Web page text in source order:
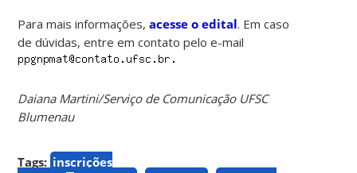
Para mais informações,acesse o edital. Em caso
de dúvidas, entre em contato pelo e-mail
Daiana Martini/Serviço de Comunicação UFSC
Blumenau
Tags: inscrições